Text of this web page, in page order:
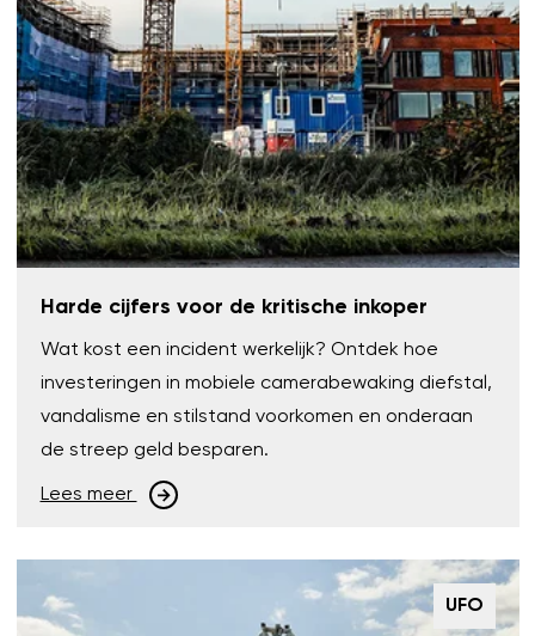
Harde cijfers voor de kritische inkoper
Wat kost een incident werkelijk? Ontdek hoe
investeringen in mobiele camerabewaking diefstal,
vandalisme en stilstand voorkomen en onderaan
de streep geld besparen.
Lees meer
UFO